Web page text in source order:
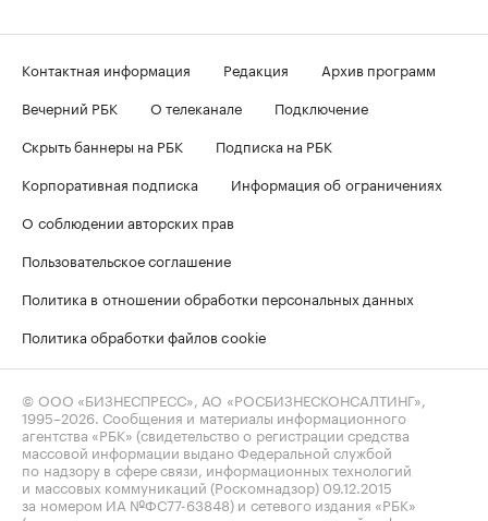
Контактная информация Редакция
Архив программ
Вечерний РБК
О телеканале
Подключение
Скрыть баннеры на РБК
Подписка на РБК
Корпоративная подписка
Информация об ограничениях
О соблюдении авторских прав
Пользовательское соглашение
Политика в отношении обработки персональных данных
Политика обработки файлов cookie
© ООО «БИЗНЕСПРЕСС», АО «РОСБИЗНЕСКОНСАЛТИНГ»,
1995–2026. Сообщения и материалы информационного
агентства «РБК» (свидетельство о регистрации средства
массовой информации выдано Федеральной службой
по надзору в сфере связи, информационных технологий
и массовых коммуникаций (Роскомнадзор) 09.12.2015
за номером ИА №ФС77-63848) и сетевого издания «РБК»